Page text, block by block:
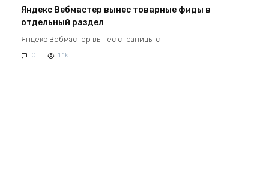
Яндекс Вебмастер вынес товарные фиды в
отдельный раздел
Яндекс Вебмастер вынес страницы с
0 1.1k.